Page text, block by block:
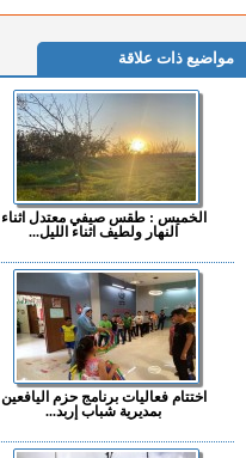
مواضيع ذات علاقة
الخميس : طقس صيفي معتدل اثناء
النهار ولطيف اثناء الليل...
اختتام فعاليات برنامج حزم اليافعين
بمديرية شباب إربد...